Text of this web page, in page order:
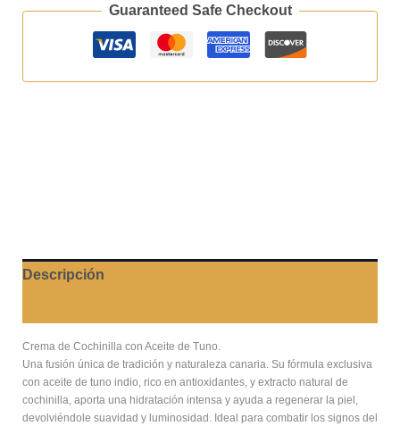
Guaranteed Safe Checkout
Descripción
Crema de Cochinilla con Aceite de Tuno.
Una fusión única de tradición y naturaleza canaria. Su fórmula exclusiva
con aceite de tuno indio, rico en antioxidantes, y extracto natural de
cochinilla, aporta una hidratación intensa y ayuda a regenerar la piel,
devolviéndole suavidad y luminosidad. Ideal para combatir los signos del